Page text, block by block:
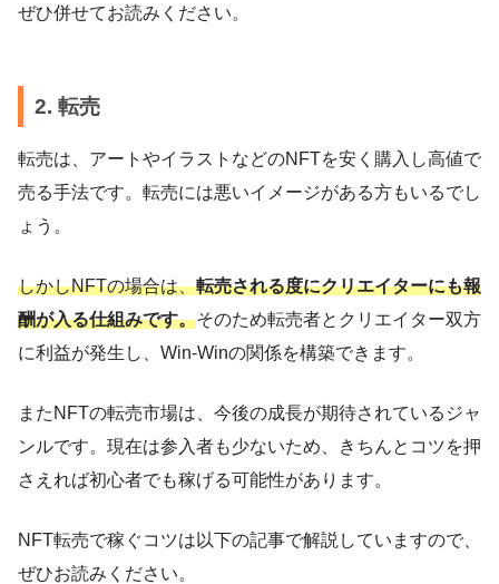
ぜひ併せてお読みください。
2. 転売
転売は、アートやイラストなどのNFTを安く購入し高値で
売る手法です。転売には悪いイメージがある方もいるでし
ょう。
しかしNFTの場合は、転売される度にクリエイターにも報
酬が入る仕組みです。そのため転売者とクリエイター双方
に利益が発生し、Win-Winの関係を構築できます。
またNFTの転売市場は、今後の成長が期待されているジャ
ンルです。現在は参入者も少ないため、きちんとコツを押
さえれば初心者でも稼げる可能性があります。
NFT転売で稼ぐコツは以下の記事で解説していますので、
ぜひお読みください。